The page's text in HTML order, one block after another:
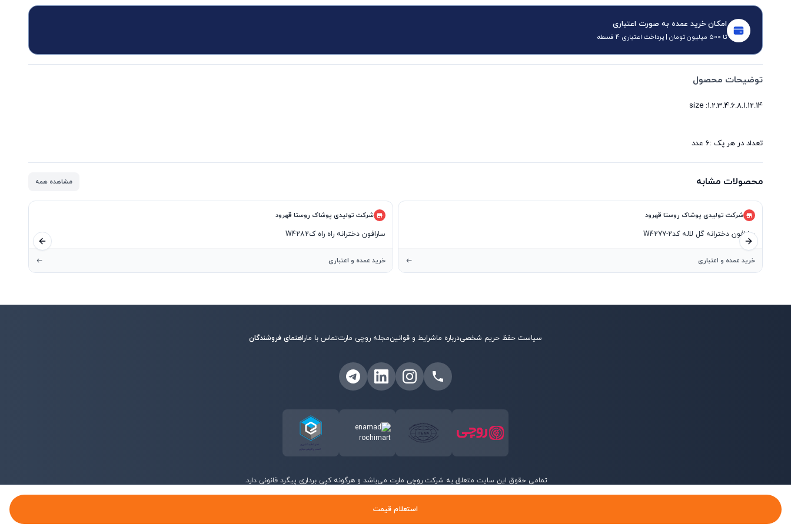
امکان خرید عمده به صورت اعتباری
تا 500 میلیون تومان | پرداخت اعتباری 4 قسطه
توضیحات محصول
تعداد در هر پک :6 عدد
محصولات مشابه مشاهده همه
شرکت تولیدی پوشاک روستا قهرود
سارافون دخترانه راه راه کW4282
خرید عمده و اعتباری
شرکت تولیدی پوشاک روستا قهرود
سارافون دخترانه گل لاله کدW4277-2
خرید عمده و اعتباری
اسلاید قبلی اسلاید بعدی
استعلام قیمت
سیاست حفظ حریم شخصیدرباره ماشرایط و قوانینمجله روچی مارتتماس با ماراهنمای فروشندگان
تمامی حقوق این سایت متعلق به شرکت روچی مارت می‌باشد و هرگونه کپی برداری پیگرد قانونی دارد.
©
2026روچی مارت - تمامی حقوق محفوظ است.